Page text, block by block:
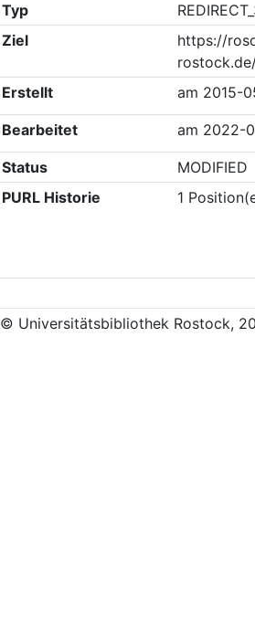
Typ
Ziel
https://
Erstellt
am 2015-
Bearbeitet am 2022-
Status
MODIFIED
PURL Historie
1
© Universitätsbibliothek Rostock,